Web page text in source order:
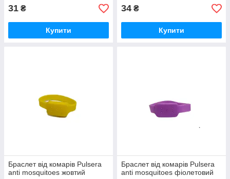
31 ₴
Купити
34 ₴
Купити
Браслет від комарів Pulsera
anti mosquitoes жовтий
Браслет від комарів Pulsera
anti mosquitoes фіолетовий